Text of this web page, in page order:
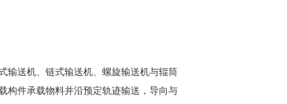
输送机、链式输送机、螺旋输送机与辊筒
构件承载物料并沿预定轨迹输送，导向与